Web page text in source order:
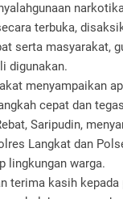
terbuka,
serta masyarakat,
digunakan.
menyampaikan
cepat dan
Saripudin,
Langkat dan
lingkungan warga.
terima kasih